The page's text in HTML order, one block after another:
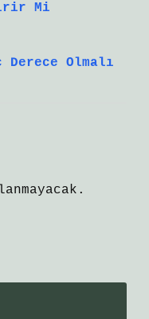
Mi
Olmalı